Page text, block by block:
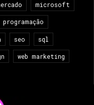
microsoft
programação
seo sql
web marketing